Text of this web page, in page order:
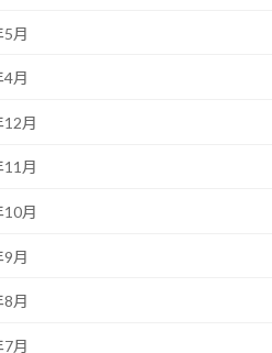
月
月
月
月
月
月
月
月